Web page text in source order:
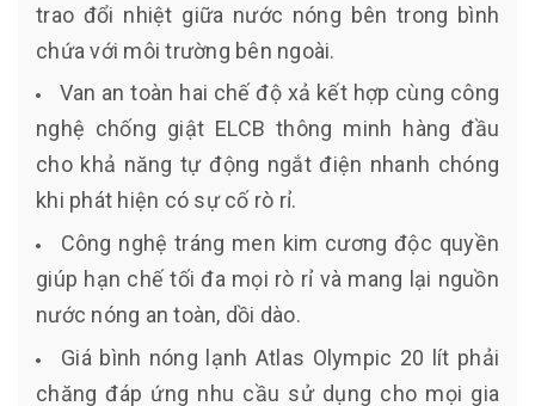
trao đổi nhiệt giữa nước nóng bên trong bình
chứa với môi trường bên ngoài.
Van an toàn hai chế độ xả kết hợp cùng công
nghệ chống giật ELCB thông minh hàng đầu
cho khả năng tự động ngắt điện nhanh chóng
khi phát hiện có sự cố rò rỉ.
Công nghệ tráng men kim cương độc quyền
giúp hạn chế tối đa mọi rò rỉ và mang lại nguồn
nước nóng an toàn, dồi dào.
Giá bình nóng lạnh Atlas Olympic 20 lít phải
chăng đáp ứng nhu cầu sử dụng cho mọi gia